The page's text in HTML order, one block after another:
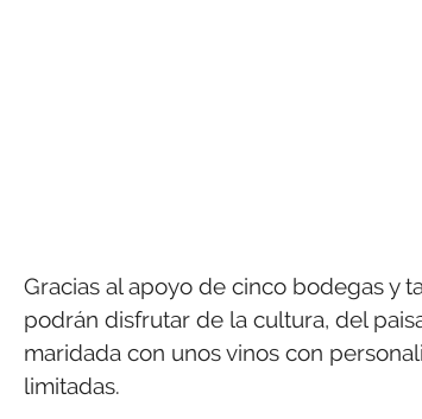
Gracias al apoyo de cinco bodegas y
podrán disfrutar de la cultura, del
maridada con unos vinos con
limitadas.